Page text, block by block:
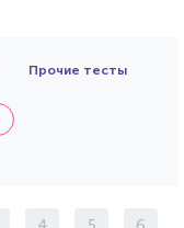
Прочие тесты